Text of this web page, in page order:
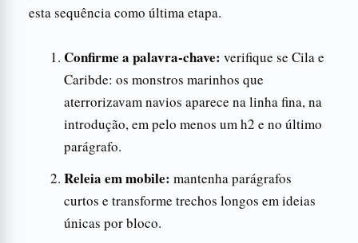
esta sequência como última etapa.
Confirme a palavra-chave: verifique se Cila e
Caribde: os monstros marinhos que
aterrorizavam navios aparece na linha fina, na
introdução, em pelo menos um h2 e no último
parágrafo.
Releia em mobile: mantenha parágrafos
curtos e transforme trechos longos em ideias
únicas por bloco.